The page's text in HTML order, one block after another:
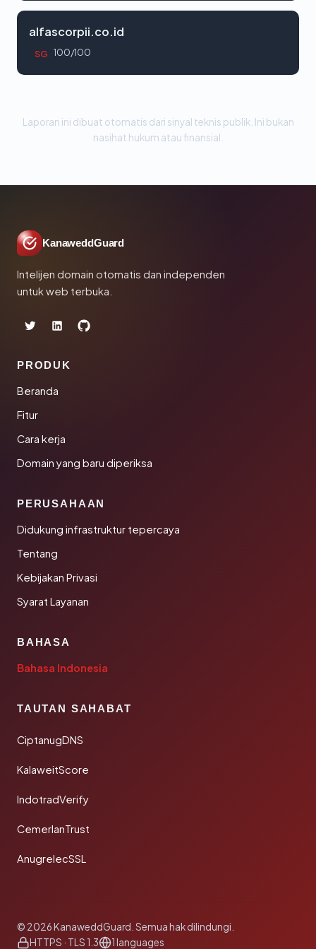
alfascorpii.co.id
SG 100/100
Laporan ini dibuat otomatis dari sinyal teknis publik. Ini bukan
nasihat hukum atau finansial.
KanaweddGuard
Intelijen domain otomatis dan independen
untuk web terbuka.
PRODUK
Beranda
Fitur
Cara kerja
Domain yang baru diperiksa
PERUSAHAAN
Didukung infrastruktur tepercaya
Tentang
Kebijakan Privasi
Syarat Layanan
BAHASA
Bahasa Indonesia
TAUTAN SAHABAT
CiptanugDNS
KalaweitScore
IndotradVerify
CemerlanTrust
AnugrelecSSL
© 2026 KanaweddGuard. Semua hak dilindungi.
HTTPS · TLS 1.3
1 languages